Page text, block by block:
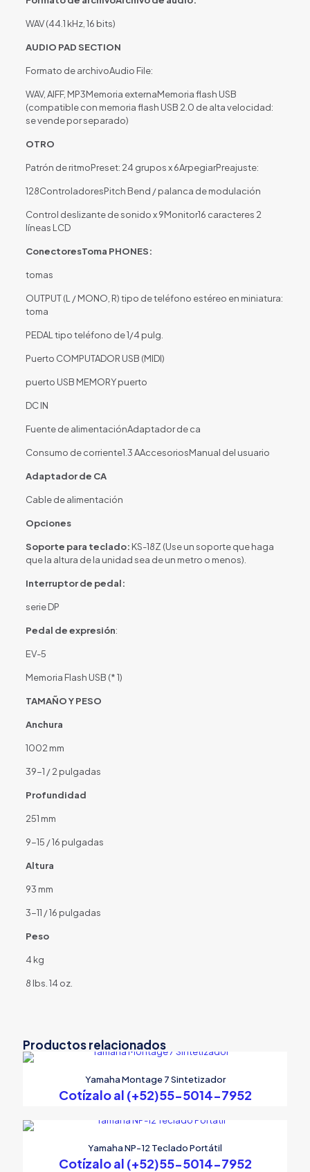
WAV (44.1 kHz, 16 bits)
AUDIO PAD SECTION
Formato de archivoAudio File:
WAV, AIFF, MP3Memoria externaMemoria flash USB
(compatible con memoria flash USB 2.0 de alta velocidad:
se vende por separado)
OTRO
Patrón de ritmoPreset: 24 grupos x 6ArpegiarPreajuste:
128ControladoresPitch Bend / palanca de modulación
Control deslizante de sonido x 9Monitor16 caracteres 2
líneas LCD
ConectoresToma PHONES:
tomas
OUTPUT (L / MONO, R) tipo de teléfono estéreo en miniatura:
toma
PEDAL tipo teléfono de 1/4 pulg.
Puerto COMPUTADOR USB (MIDI)
puerto USB MEMORY puerto
DC IN
Fuente de alimentaciónAdaptador de ca
Consumo de corriente1.3 AAccesoriosManual del usuario
Adaptador de CA
Cable de alimentación
Opciones
Soporte para teclado: KS-18Z (Use un soporte que haga
que la altura de la unidad sea de un metro o menos).
Interruptor de pedal:
serie DP
Pedal de expresión:
EV-5
Memoria Flash USB (* 1)
TAMAÑO Y PESO
Anchura
1002 mm
39-1 / 2 pulgadas
Profundidad
251 mm
9-15 / 16 pulgadas
Altura
93 mm
3-11 / 16 pulgadas
Peso
4 kg
8 lbs. 14 oz.
Productos relacionados
Yamaha Montage 7 Sintetizador
Cotízalo al (+52)55-5014-7952
Yamaha NP-12 Teclado Portátil
Cotízalo al (+52)55-5014-7952